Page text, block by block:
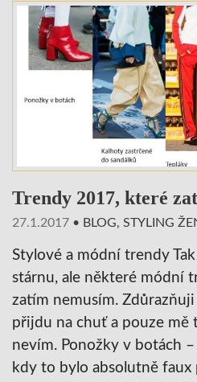
Trendy 2017, které
27.1.2017 • BLOG, STYLING
Stylové a módní trendy
stárnu, ale některé módní
zatím nemusím.
přijdu na chuť a pouze mě
nevím. Ponožky v botách
kdy to bylo absolutně faux